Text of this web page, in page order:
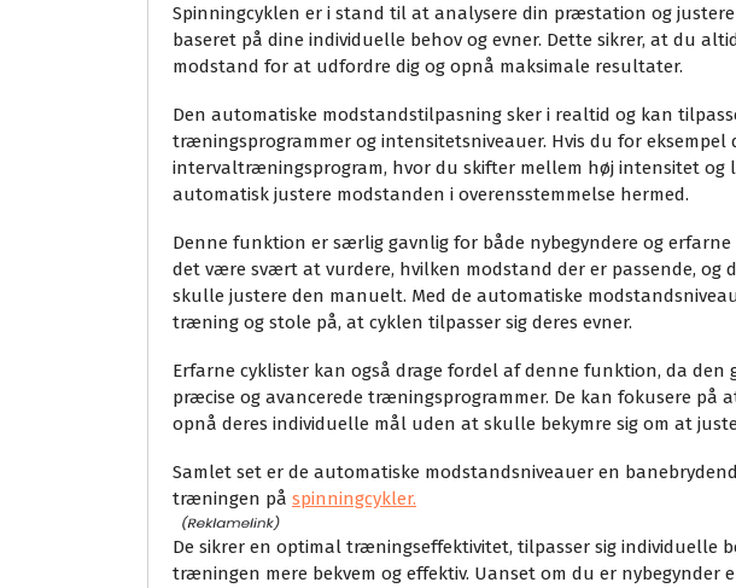
Spinningcyklen er i stand til at analysere din præstation og
baseret på dine individuelle behov og evner. Dette sikrer, at du
modstand for at udfordre dig og opnå maksimale resultater.
Den automatiske modstandstilpasning sker i realtid og kan
træningsprogrammer og intensitetsniveauer. Hvis du for eksempel
intervaltræningsprogram, hvor du skifter mellem høj intensitet og
automatisk justere modstanden i overensstemmelse hermed.
Denne funktion er særlig gavnlig for både nybegyndere og erfarne
det være svært at vurdere, hvilken modstand der er passende,
skulle justere den manuelt. Med de automatiske
træning og stole på, at cyklen tilpasser sig deres evner.
Erfarne cyklister kan også drage fordel af denne funktion, da den
præcise og avancerede træningsprogrammer. De kan fokusere på
opnå deres individuelle mål uden at skulle bekymre sig om at
Samlet set er de automatiske modstandsniveauer en
træningen på spinningcykler.
De sikrer en optimal træningseffektivitet, tilpasser sig individuelle
træningen mere bekvem og effektiv. Uanset om du er nybegynder